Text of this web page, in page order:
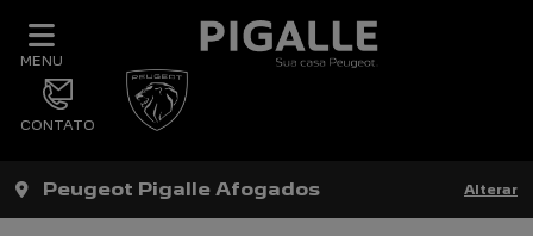
MENU
CONTATO
Peugeot Pigalle Afogados Alterar